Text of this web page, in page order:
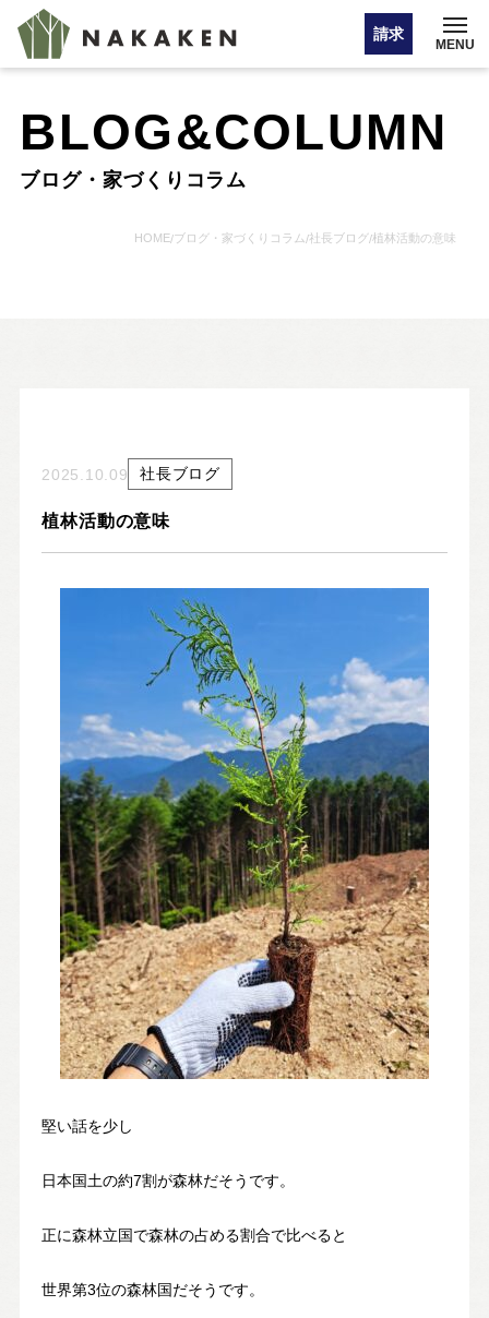
請求
MENU
イベント情報
注文住宅
re:tsumugi マンションリノベ
不動産/土地・物件情報
暮らしの実例集
見学会・イベント
新着情報
ブログ・家づくりコラム
私たちについて
スタッフ紹介
SDGsへの取り組み
会社概要
よくある質問
BLOG&COLUMN
ブログ・家づくりコラム
HOME/ブログ・家づくりコラム/社長ブログ/植林活動の意味
2025.10.09 社長ブログ
植林活動の意味
堅い話を少し
日本国土の約7割が森林だそうです。
正に森林立国で森林の占める割合で比べると
世界第3位の森林国だそうです。